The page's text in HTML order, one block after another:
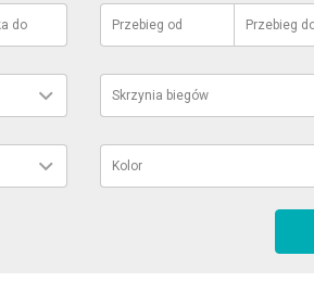
do Przebieg od Przebieg
Skrzynia biegów
Kolor